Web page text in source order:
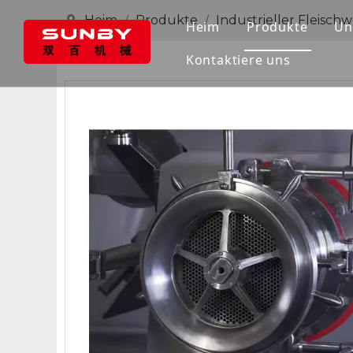
Heim Produkte
Fleischtrenner
Kontaktiere uns
Heim / Produkte / Industrieller